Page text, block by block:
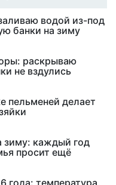
водой из-под
банки на зиму
раскрываю
не вздулись
пельменей делает
зиму: каждый год
просит ещё
года: температура,